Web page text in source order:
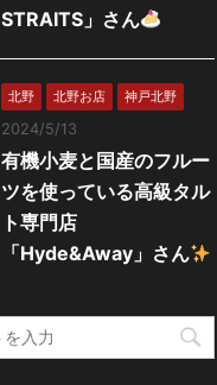
STRAITS」さん
北野 北野お店 神戸北野
2024/5/13
有機小麦と国産のフルー
ツを使っている高級タル
ト専門店
「Hyde&Away」さん